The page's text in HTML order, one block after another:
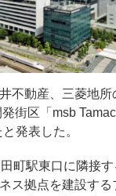
不動産、三菱地所
街区「msb
発表した。
町駅東口に隣接
ス拠点を建設する